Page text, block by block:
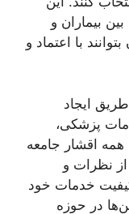
بیماران و
با اعتماد و
ایجاد
پزشکی،
اقشار جامعه
نظرات و
خدمات خود
در حوزه